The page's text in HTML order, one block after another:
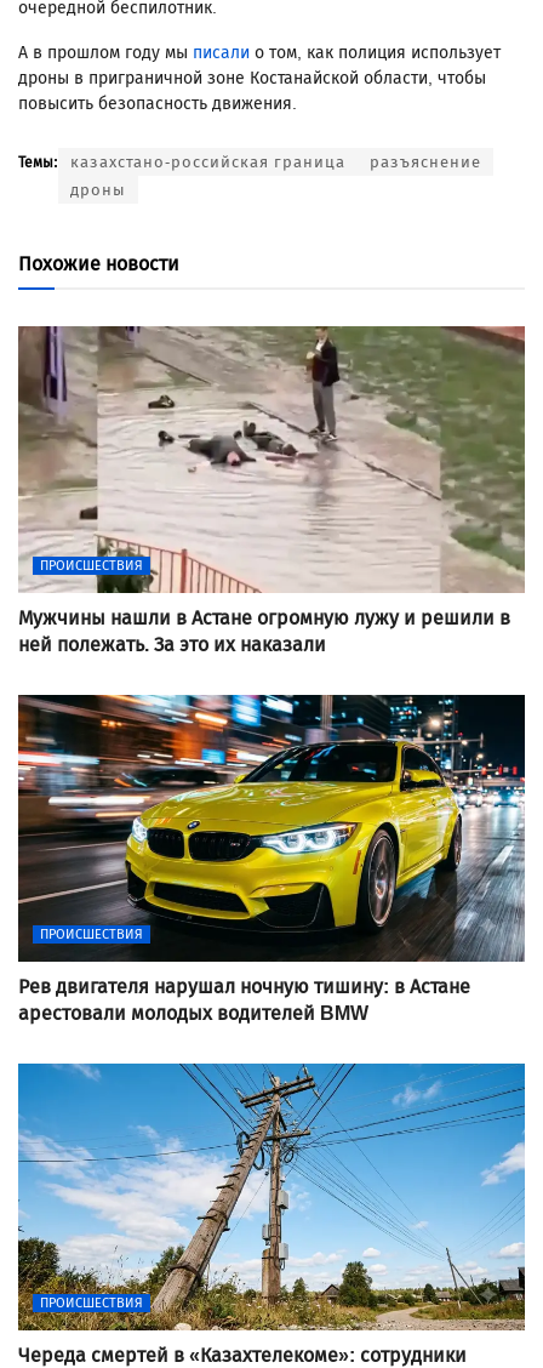
очередной беспилотник.
А в прошлом году мы писали о том, как полиция использует
дроны в приграничной зоне Костанайской области, чтобы
повысить безопасность движения.
Темы: казахстано-российская граница
разъяснение
дроны
Похожие новости
ПРОИСШЕСТВИЯ
Мужчины нашли в Астане огромную лужу и решили в
ней полежать. За это их наказали
ПРОИСШЕСТВИЯ
Рев двигателя нарушал ночную тишину: в Астане
арестовали молодых водителей BMW
ПРОИСШЕСТВИЯ
Череда смертей в «Казахтелекоме»: сотрудники